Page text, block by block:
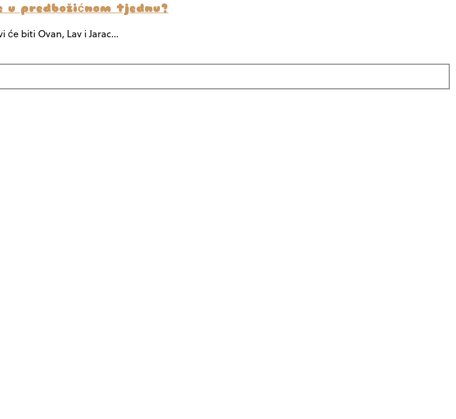
u predbožićnom tjednu?
biti Ovan, Lav i Jarac…